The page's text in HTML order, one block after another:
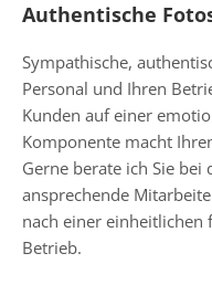
Authentische
Sympathische,
Personal und Ihren
Kunden auf einer
Komponente macht
Gerne berate ich Sie
ansprechende
nach einer einheitlichen
Betrieb.